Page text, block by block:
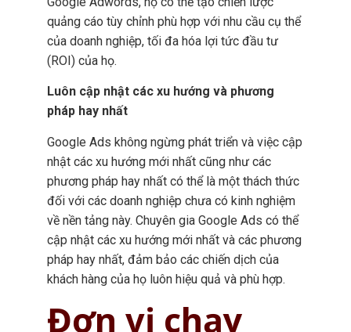
quảng cáo tùy chỉnh phù hợp với nhu cầu cụ thể
của doanh nghiệp, tối đa hóa lợi tức đầu tư
(ROI) của họ.
Luôn cập nhật các xu hướng và phương
pháp hay nhất
Google Ads không ngừng phát triển và việc cập
nhật các xu hướng mới nhất cũng như các
phương pháp hay nhất có thể là một thách thức
đối với các doanh nghiệp chưa có kinh nghiệm
về nền tảng này. Chuyên gia Google Ads có thể
cập nhật các xu hướng mới nhất và các phương
pháp hay nhất, đảm bảo các chiến dịch của
khách hàng của họ luôn hiệu quả và phù hợp.
Đơn vị chạy